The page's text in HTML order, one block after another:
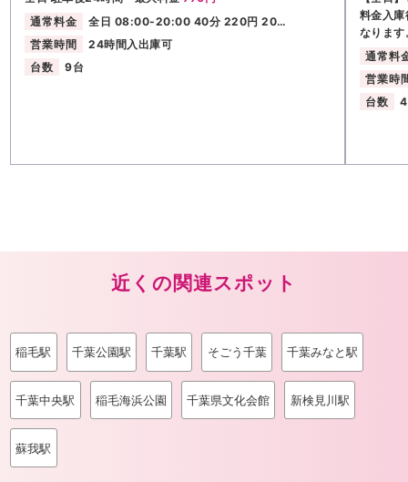
通常料金
全日 08:00-20:00 40分 220円 20…
営業時間
24時間入出庫可
台数
9台
料金入
なります
通常料
営業時
台数
近くの関連スポット
稲毛駅 千葉公園駅 千葉駅 そごう千葉 千葉みなと駅
千葉中央駅 稲毛海浜公園 千葉県文化会館 新検見川駅
蘇我駅